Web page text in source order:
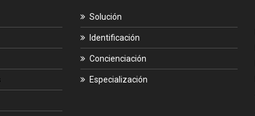
Solución
Identificación
Concienciación
Especialización